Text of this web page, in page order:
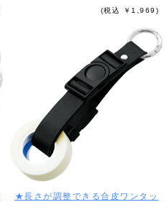
(税込 ￥1,969)
★長さが調整できる合皮ワンタッ